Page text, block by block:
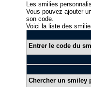
Les smilies
Vous pouvez ajouter
son code.
Voici la liste des
Entrer le code du
Chercher un smiley